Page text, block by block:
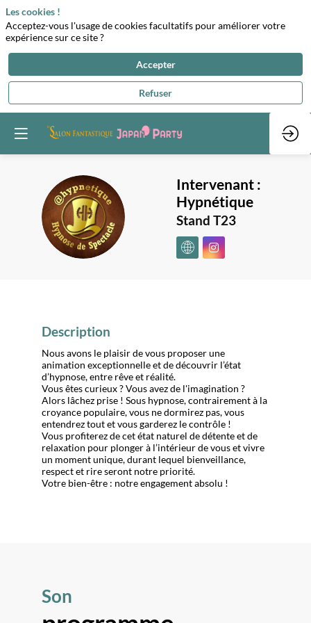
I:H
Intervenant :
Hypnétique
Stand T23
Description
Nous avons le plaisir de vous proposer une
animation exceptionnelle et de découvrir l’état
d’hypnose, entre rêve et réalité.
Vous êtes curieux ? Vous avez de l'imagination ?
Alors lâchez prise ! Sous hypnose, contrairement à la
croyance populaire, vous ne dormirez pas, vous
entendrez tout et vous garderez le contrôle !
Vous profiterez de cet état naturel de détente et de
relaxation pour plonger à l’intérieur de vous et vivre
un moment unique, durant lequel bienveillance,
respect et rire seront notre priorité.
Votre bien-être : notre engagement absolu !
Son
Les cookies !
Acceptez-vous l'usage de cookies facultatifs pour améliorer votre
expérience sur ce site ?
Accepter
Refuser